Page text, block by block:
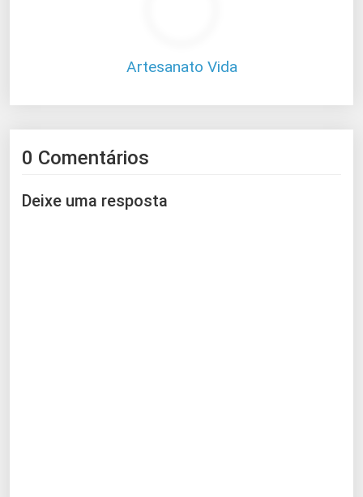
Artesanato Vida
0 Comentários
Deixe uma resposta